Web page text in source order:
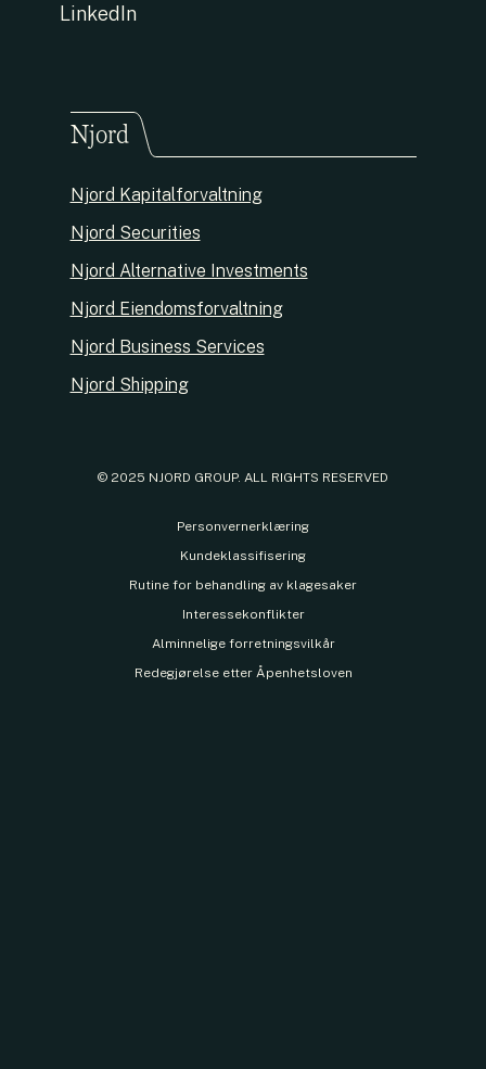
LinkedIn
Njord
Njord Kapitalforvaltning
Njord Securities
Njord Alternative Investments
Njord Eiendomsforvaltning
Njord Business Services
Njord Shipping
© 2025 NJORD GROUP. ALL RIGHTS RESERVED
Personvernerklæring
Kundeklassifisering
Rutine for behandling av klagesaker
Interessekonflikter
Alminnelige forretningsvilkår
Redegjørelse etter Åpenhetsloven